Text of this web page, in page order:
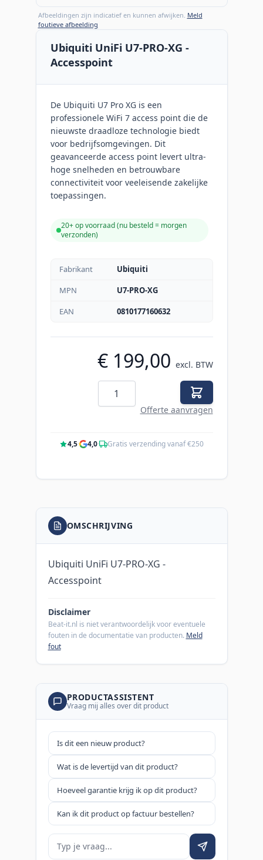
Afbeeldingen zijn indicatief en kunnen afwijken. Meld
foutieve afbeelding
Ubiquiti UniFi U7-PRO-XG -
Accesspoint
De Ubiquiti U7 Pro XG is een
professionele WiFi 7 access point die de
nieuwste draadloze technologie biedt
voor bedrijfsomgevingen. Dit
geavanceerde access point levert ultra-
hoge snelheden en betrouwbare
connectiviteit voor veeleisende zakelijke
toepassingen.
20+ op voorraad (nu besteld = morgen
verzonden)
Fabrikant
Ubiquiti
MPN
U7-PRO-XG
EAN
0810177160632
€ 199,00 excl. BTW
Aantal
Offerte aanvragen
4,5· 4,0· Gratis verzending vanaf €250
OMSCHRIJVING
Ubiquiti UniFi U7-PRO-XG -
Accesspoint
Disclaimer
Beat-it.nl is niet verantwoordelijk voor eventuele
fouten in de documentatie van producten. Meld
fout
PRODUCTASSISTENT
Vraag mij alles over dit product
Is dit een nieuw product?
Wat is de levertijd van dit product?
Hoeveel garantie krijg ik op dit product?
Kan ik dit product op factuur bestellen?
Je vraag